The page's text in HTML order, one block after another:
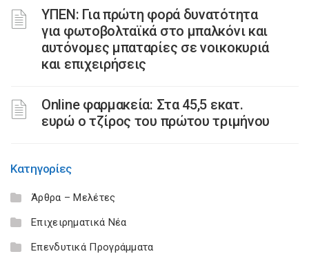
ΥΠΕΝ: Για πρώτη φορά δυνατότητα
για φωτοβολταϊκά στο μπαλκόνι και
αυτόνομες μπαταρίες σε νοικοκυριά
και επιχειρήσεις
Online φαρμακεία: Στα 45,5 εκατ.
ευρώ ο τζίρος του πρώτου τριμήνου
Κατηγορίες
Άρθρα – Μελέτες
Επιχειρηματικά Νέα
Επενδυτικά Προγράμματα